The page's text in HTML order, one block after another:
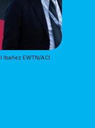
EWTN/ACI